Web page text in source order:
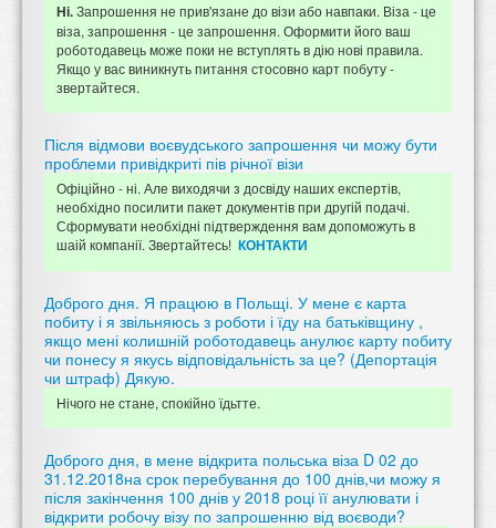
Ні.Запрошення не прив'язане до візи або навпаки. Віза - це
віза, запрошення - це запрошення. Оформити його ваш
роботодавець може поки не вступлять в дію нові правила.
Якщо у вас виникнуть питання стосовно карт побуту -
звертайтеся.
Після відмови воєвудського запрошення чи можу бути
проблеми привідкриті пів річної візи
Офіційно - ні. Але виходячи з досвіду наших експертів,
необхідно посилити пакет документів при другій подачі.
Сформувати необхідні підтверждення вам допоможуть в
шаій компанії. Звертайтесь! КОНТАКТИ
Доброго дня. Я працюю в Польщі. У мене є карта
побиту і я звільняюсь з роботи і їду на батьківщину ,
якщо мені колишній роботодавець анулює карту побиту
чи понесу я якусь відповідальність за це? (Депортація
чи штраф) Дякую.
Нічого не стане, спокійно їдьтте.
Доброго дня, в мене відкрита польська віза D 02 до
31.12.2018на срок перебування до 100 днів,чи можу я
після закінчення 100 днів у 2018 році її анулювати і
відкрити робочу візу по запрошенню від воєводи?